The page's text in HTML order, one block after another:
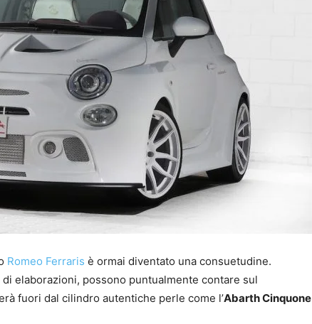
Romeo Ferraris è ormai diventato una consuetudine.
elaborazioni, possono puntualmente contare sul
fuori dal cilindro autentiche perle come l’Abarth Cinquone